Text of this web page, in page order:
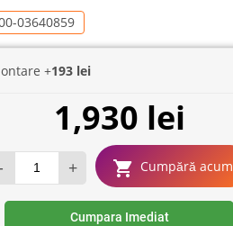
03640859
+193 lei
1,930 lei
+ Cumpără acum
Cumpara Imediat